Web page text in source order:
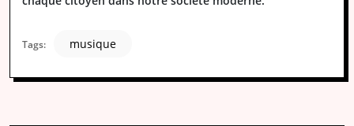
Tags: musique